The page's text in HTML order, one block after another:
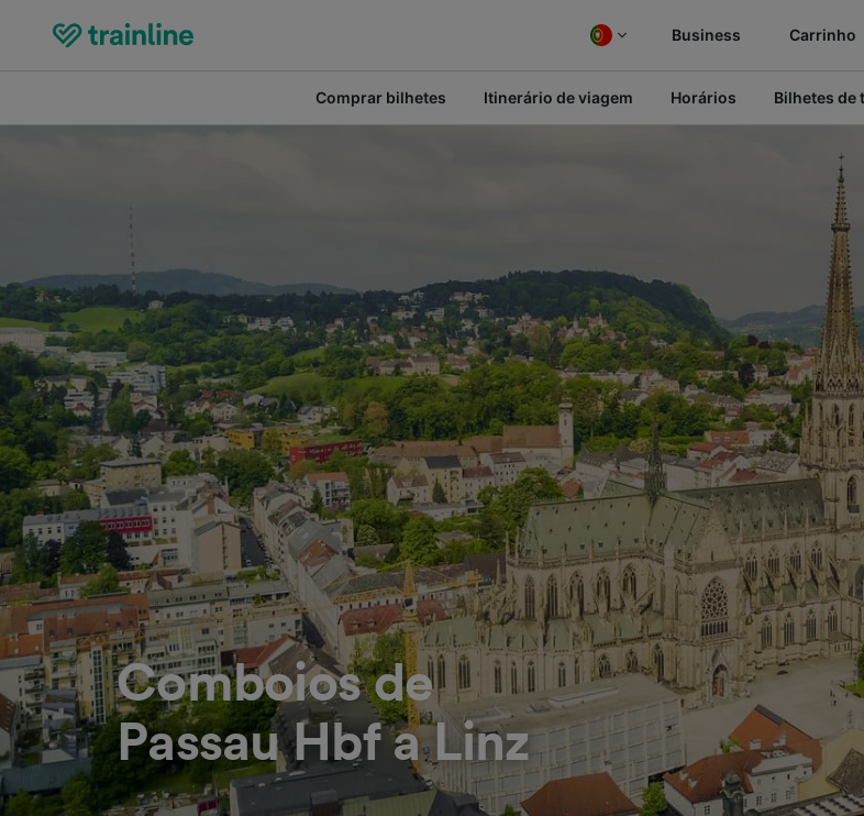
Business Carrinho
Comprar bilhetes Itinerário de viagem Horários Bilhetes de
Comboios de
Passau Hbf a Linz